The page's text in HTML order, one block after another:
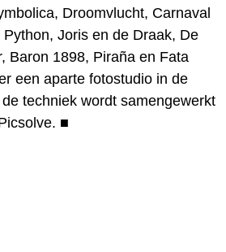
Droomvlucht, Carnaval
Joris en de Draak, De
Baron 1898, Piraña en Fata
een aparte fotostudio in de
techniek wordt samengewerkt
■